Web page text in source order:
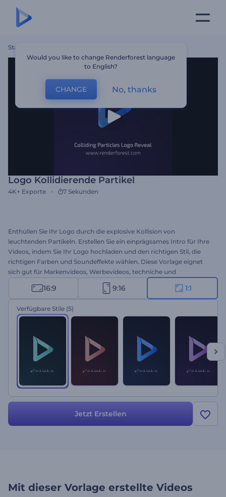
Startseite
Logo Kollidierende Partikel
4K+ Exporte 7 Sekunden
Enthüllen Sie Ihr Logo durch die explosive Kollision von
leuchtenden Partikeln. Erstellen Sie ein einprägsames Intro für Ihre
Videos, indem Sie Ihr Logo hochladen und den richtigen Stil, die
richtigen Farben und Soundeffekte wählen. Diese Vorlage eignet
sich gut für Markenvideos, Werbevideos, techniche und
wissenschaftliche YouTube-Kanäle und vieles mehr. Gestalten Sie
Ihr Logo!
16:9 9:16 1:1
Verfügbare Stile (5)
Jetzt Erstellen
Mit dieser Vorlage erstellte Videos
Would you like to change Renderforest language
to English?
CHANGE No, thanks